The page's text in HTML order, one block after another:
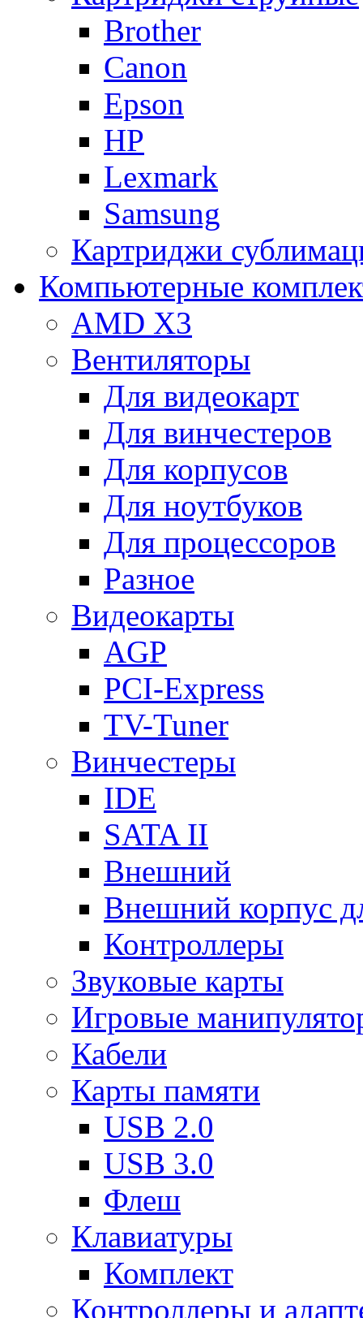
Brother
Canon
Epson
HP
Lexmark
Samsung
Картриджи
Компьютерные
AMD X3
Вентиляторы
Для видеокарт
Для винчестеров
Для корпусов
Для ноутбуков
Для процессоров
Разное
Видеокарты
AGP
PCI-Express
TV-Tuner
Винчестеры
IDE
SATA II
Внешний
Внешний корпус
Контроллеры
Звуковые карты
Игровые
Кабели
Карты памяти
USB 2.0
USB 3.0
Флеш
Клавиатуры
Комплект
Контроллеры и